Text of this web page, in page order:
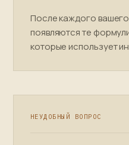
После каждого
появляются те
которые использует
НЕУДОБНЫЙ ВОПРОС